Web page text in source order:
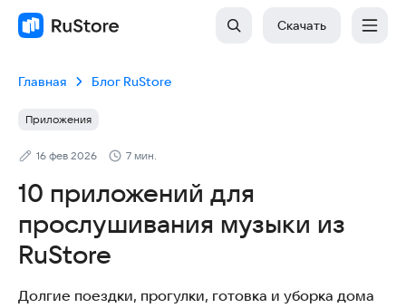
Скачать
Главная Блог RuStore
Приложения
16 фев 2026 7 мин.
10 приложений для
прослушивания музыки из
RuStore
Долгие поездки, прогулки, готовка и уборка дома